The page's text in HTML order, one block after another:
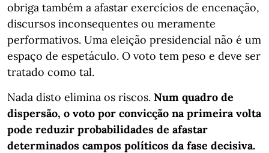
obriga também a afastar exercícios de encenação,
discursos inconsequentes ou meramente
performativos. Uma eleição presidencial não é um
espaço de espetáculo. O voto tem peso e deve ser
tratado como tal.
Nada disto elimina os riscos. Num quadro de
dispersão, o voto por convicção na primeira volta
pode reduzir probabilidades de afastar
determinados campos políticos da fase decisiva.